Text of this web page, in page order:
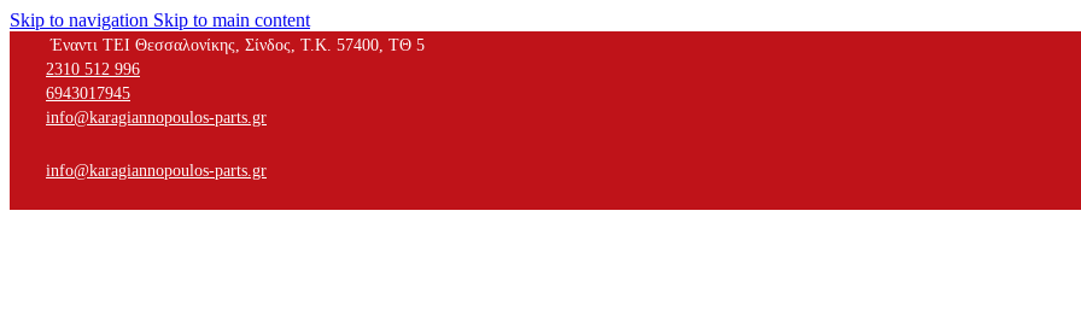
Skip to navigation Skip to main content
Έναντι ΤΕΙ Θεσσαλονίκης, Σίνδος, Τ.Κ. 57400, ΤΘ 5
2310 512 996
6943017945
info@karagiannopoulos-parts.gr
info@karagiannopoulos-parts.gr